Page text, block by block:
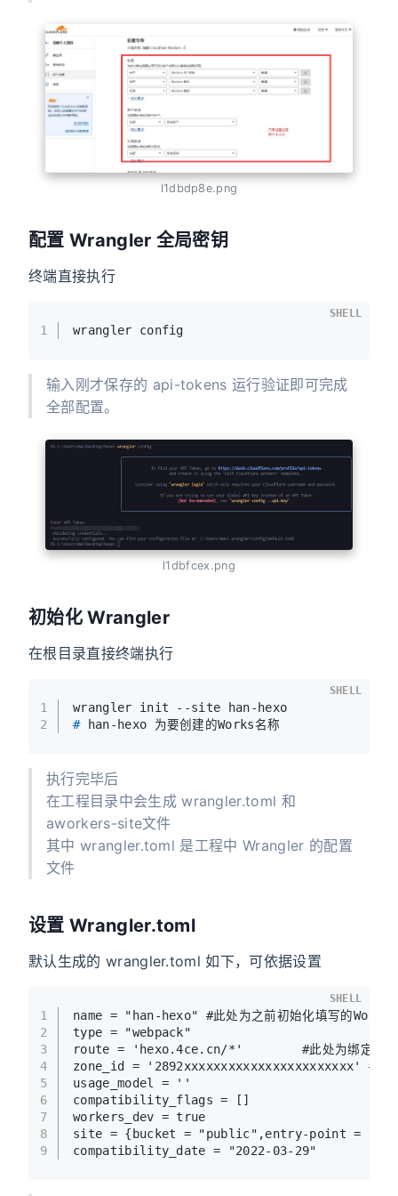
l1dbdp8e.png
配置 Wrangler 全局密钥
终端直接执行
1 wrangler config
SHELL
输入刚才保存的 api-tokens 运行验证即可完成
全部配置。
l1dbfcex.png
初始化 Wrangler
在根目录直接终端执行
1
2
wrangler init --site han-hexo
#
han-hexo 为要创建的Works名称
SHELL
执行完毕后
在工程目录中会生成 wrangler.toml 和
aworkers-site文件
其中 wrangler.toml 是工程中 Wrangler 的配置
文件
设置 Wrangler.toml
默认生成的 wrangler.toml 如下，可依据设置
1
2
3
4
5
6
7
8
9
name = "han-hexo" #此处为之前初始化填写的
type = "webpack"
route = 'hexo.4ce.cn/*'        #此处为绑定
zone_id = '2892xxxxxxxxxxxxxxxxxxxxxxx' #此
usage_model = ''
compatibility_flags = []
workers_dev = true
site = {bucket = "public",entry-point =
compatibility_date = "2022-03-29"
SHELL